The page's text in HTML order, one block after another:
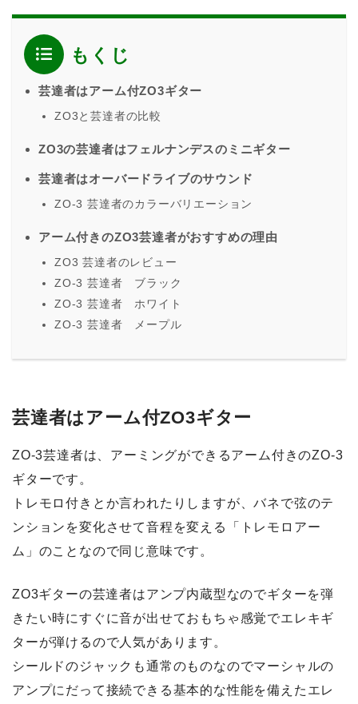
もくじ
芸達者はアーム付ZO3ギター
ZO3と芸達者の比較
ZO3の芸達者はフェルナンデスのミニギター
芸達者はオーバードライブのサウンド
ZO-3 芸達者のカラーバリエーション
アーム付きのZO3芸達者がおすすめの理由
ZO3 芸達者のレビュー
ZO-3 芸達者 ブラック
ZO-3 芸達者 ホワイト
ZO-3 芸達者 メープル
芸達者はアーム付ZO3ギター
ZO-3芸達者は、アーミングができるアーム付きのZO-3
ギターです。
トレモロ付きとか言われたりしますが、バネで弦のテ
ンションを変化させて音程を変える「トレモロアー
ム」のことなので同じ意味です。
ZO3ギターの芸達者はアンプ内蔵型なのでギターを弾
きたい時にすぐに音が出せておもちゃ感覚でエレキギ
ターが弾けるので人気があります。
シールドのジャックも通常のものなのでマーシャルの
アンプにだって接続できる基本的な性能を備えたエレ